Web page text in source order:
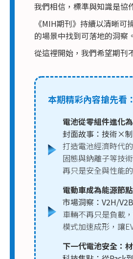
我們相信，標準與知識是協
《MIH期刊》持續以清晰
的場景中找到可落地的洞察。
從這裡開始，我們希望期刊
本期精彩內容搶先看：
電池從零組件進化
封面故事：技術×
打造電池經濟時代
固態與鈉離子等技
再只是安全與性能
電動車成為能源節
市場洞察：V2H/
車輛不再只是負載
模式加速成形，讓
下一代電池安全：